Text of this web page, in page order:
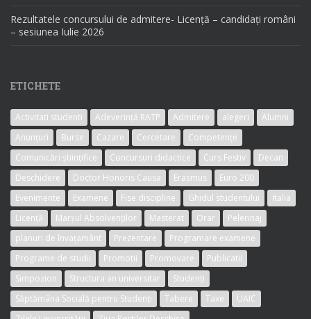
Rezultatele concursului de admitere- Licență – candidați români
– sesiunea Iulie 2026
ETICHETE
Activitati studenti Adeverință RATP Admitere alegeri
Alumni
Anunțuri
Burse Cazare Cercetare
Competențe
Comunicări științifice
Concursuri didactice Curs Festiv
Decan
Deschidere
Doctor Honoris Causa Erasmus
Euro 200
Evenimente
Examene Fise discipline Ghidul studentului
Italia
Licență
Marșul Absolvenților Masterat Orar
Pelerinaj
planuri de învațamânt
Prezentare
Programare examene
Programe de studii
Promotii Promovare
Publicatii
Simpozion
Structura an universitar
Studenți
Săptămâna Socială pentru Studenți
Tabere Taxe
UAIC